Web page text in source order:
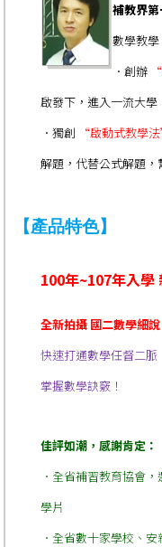
補教界
數學教學
．創辦
啟發下，進入一流大學
．獨創
“啟動式教學法
解題，代替公式解題，
【產品特色】
100年~107年入學
全新拍攝 國二數學細說
快速打通數學任督二脈
掌握數學訣竅！
佳評如潮，感謝肯定：
．全省補習教育協會
學片
．全省數十家學校、